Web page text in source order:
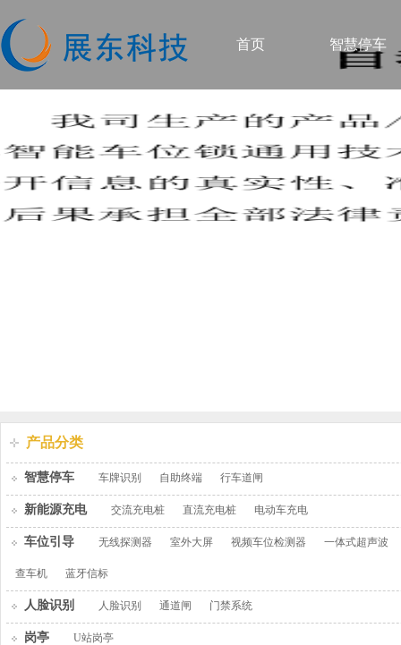
首页 智慧停车
产品分类
智慧停车 车牌识别 自助终端 行车道闸
新能源充电 交流充电桩 直流充电桩 电动车充电
车位引导 无线探测器 室外大屏 视频车位检测器 一体式超声波
查车机 蓝牙信标
人脸识别 人脸识别 通道闸 门禁系统
岗亭 U站岗亭